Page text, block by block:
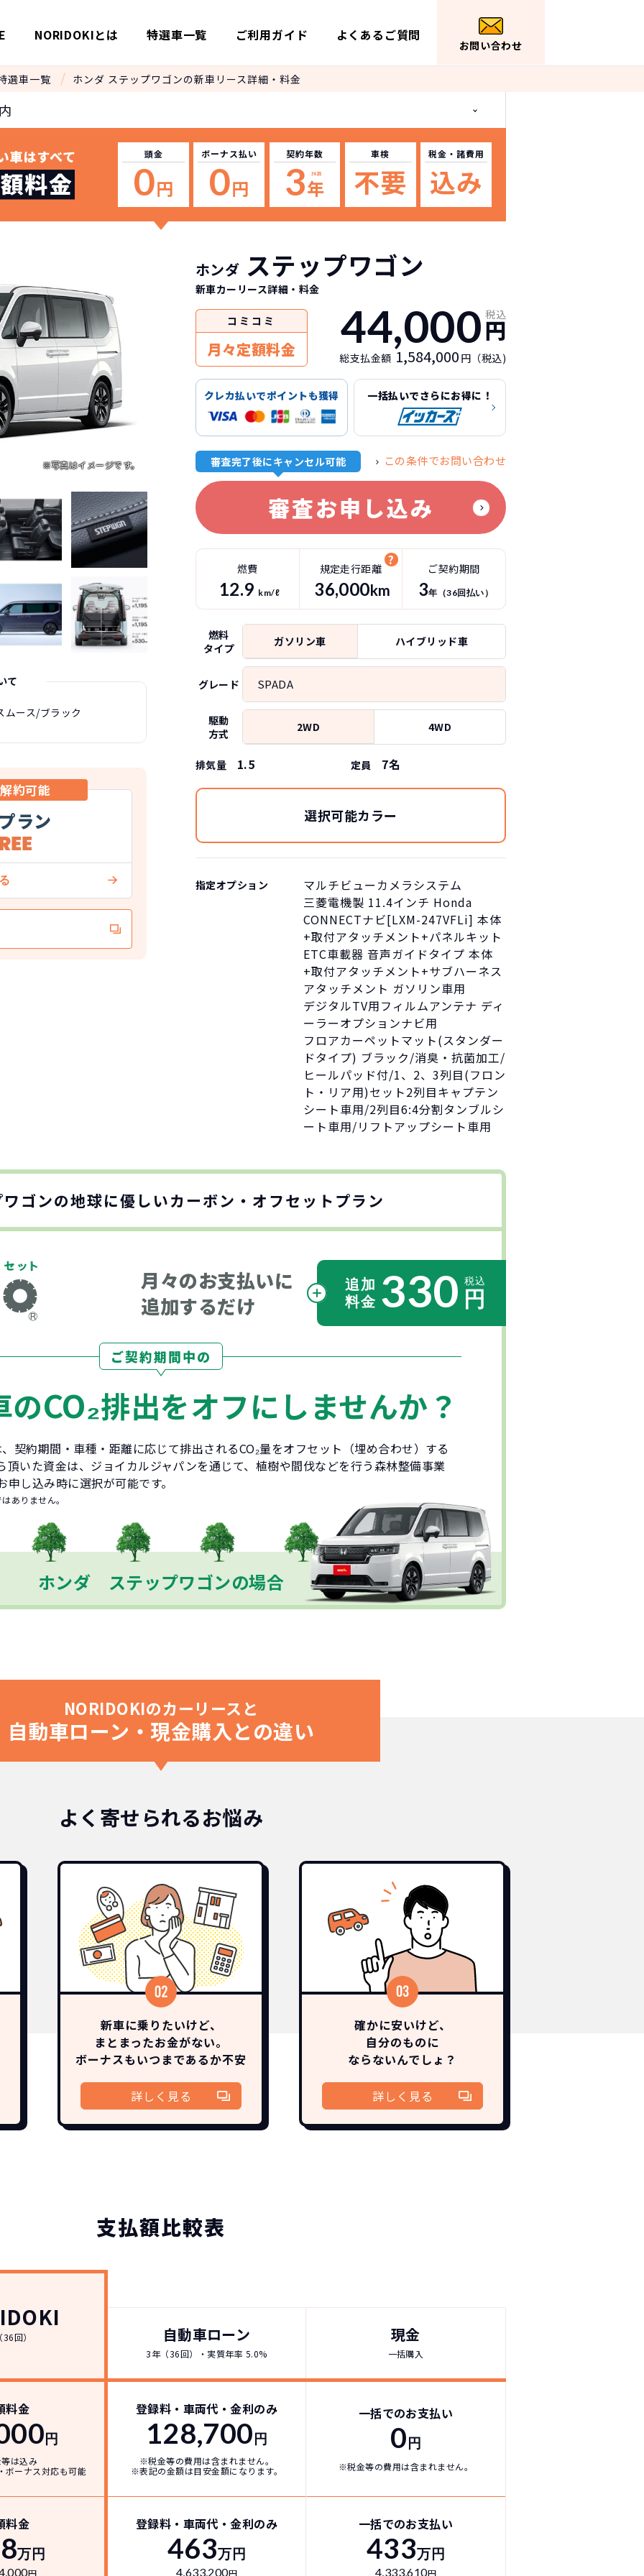
NORIDOKIとは 特選車一覧 ご利用ガイド よくあるご質問
お問い合わせ
選車一覧 ホンダ ステップワゴンの新車リース詳細・料金
頭金
0円
ボーナス払い
0円
契約年数
3年
36回
車検
不要
税金 ・諸費用
込み
ホンダ ステップワゴン
新車カーリース詳細 ・料金
コミ コミ
月々定額料金 44,000 税込
円
総支払金額 1,584,000 円（税込)
クレカ払いでポイントも獲得 一括払いでさらにお得に！
審査完了後にキャンセル可能 この条件でお問い合わせ
審査お申し込み
燃費
12.9 km/ℓ
規定走行距離
36,000km
ご契約期間
3年（36回払い）
燃料
タイプ
ガソリン車 ハイブリッド車
グレード SPADA
駆動
方式
2WD 4WD
排気量 1.5 定員 7名
選択可能カラー
指定オプション
マルチビューカメラシステム
三菱電機製 11.4インチ Honda
CONNECTナビ[LXM-247VFLi] 本体
+取付アタッチメント+パネルキット
ETC車載器 音声ガイドタイプ 本体
+取付アタッチメント+サブハーネス
アタッチメント ガソリン車用
デジタルTV用フィルムアンテナ ディ
ーラーオプションナビ用
フロアカーペットマット(スタンダー
ドタイプ) ブラック/消臭・抗菌加工/
ヒールパッド付/1、2、3列目(フロン
ト・リア用)セット2列目キャプテン
シート車用/2列目6:4分割タンブルシ
ート車用/リフトアップシート車用
て
ース/ブラック
約可能
ラン
ゴンの地球に優しいカーボン・オフセットプラン
月々のお支払いに
追加するだけ
330
ご契約期間中の
のCO₂排出をオフにしませんか？
契約期間・車種・距離に応じて排出されるCO₂量をオフセット（埋め合わせ）する
頂いた資金は、ジョイカルジャパンを通じて、植樹や間伐などを行う森林整備事業
し込み時に選択が可能です。
ありません。
ホンダ ステップワゴンの場合
NORIDOKIのカーリースと
自動車ローン・現金購入との違い
よく寄せられるお悩み
新車に乗りたいけど、
まとまったお金がない。
ボーナスもいつまであるか不安
詳しく見る
確かに安いけど、
自分のものに
ならないんでしょ？
詳しく見る
支払額比較表
回） 自動車ローン
3年（36回）・実質年率 5.0%
現金
一括購入
料金
円
は込み
ボーナス対応も可能
登録料・車両代・金利のみ
128,700円
※税金等の費用は含まれません。
※表記の金額は目安金額になります。
一括でのお支払い
0円
※税金等の費用は含まれません。
料金
万円
円
登録料・車両代・金利のみ
463万円
4,633,200円
一括でのお支払い
433万円
4,333,610円
よりも安くご契約いただけます！
NORIDOKIは高残価設定を実現！
金不要で超低価格！
憧れのクルマが手軽に乗れます！
安さの秘密
短期間だから安心！
NORIDOKIなら短期リースでも安いんです！
心配がありませんし、急なライフスタイルの変化にも対応が可能です。
月々定額料金で安心
なら頭金・ボーナス払い・諸経費・税金など一切不要！
額料金」をお支払いいただくだけでご利用いただけます。